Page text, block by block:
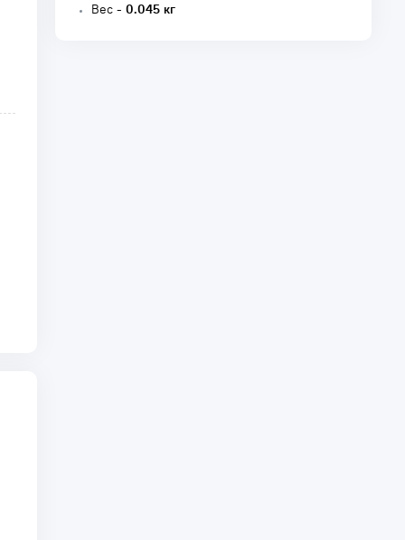
Вес - 0.045 кг